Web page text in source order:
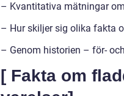
– Kvantitativa mätningar
– Hur skiljer sig olika fakta
– Genom historien – för-
[ Fakta om